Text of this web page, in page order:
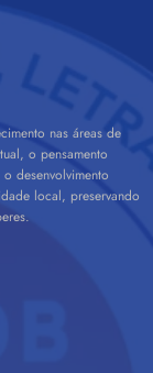
nas áreas de
o pensamento
desenvolvimento
local, preservando